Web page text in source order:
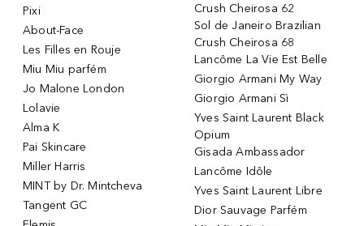
Pixi
About-Face
Les Filles en Rouje
Miu Miu parfém
Jo Malone London
Lolavie
Alma K
Pai Skincare
Miller Harris
MINT by Dr. Mintcheva
Tangent GC
Crush Cheirosa 62
Sol de Janeiro Brazilian
Crush Cheirosa 68
Lancôme La Vie Est Belle
Giorgio Armani My Way
Giorgio Armani Sì
Yves Saint Laurent Black
Opium
Gisada Ambassador
Lancôme Idôle
Yves Saint Laurent Libre
Dior Sauvage Parfém